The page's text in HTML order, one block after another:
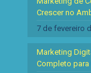
Crescer no
7 de fevereiro
Marketing
Completo para